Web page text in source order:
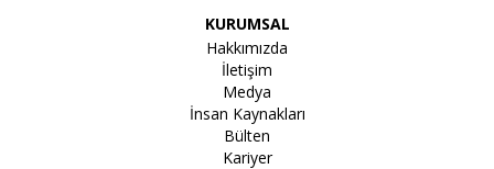
KURUMSAL
Hakkımızda
İletişim
Medya
İnsan Kaynakları
Bülten
Kariyer